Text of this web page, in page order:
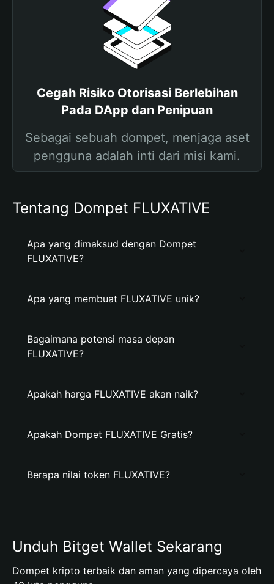
Cegah Risiko Otorisasi Berlebihan
Pada DApp dan Penipuan
Sebagai sebuah dompet, menjaga aset
pengguna adalah inti dari misi kami.
Tentang Dompet FLUXATIVE
Apa yang dimaksud dengan Dompet
FLUXATIVE?
Apa yang membuat FLUXATIVE unik?
Bagaimana potensi masa depan
FLUXATIVE?
Apakah harga FLUXATIVE akan naik?
Apakah Dompet FLUXATIVE Gratis?
Berapa nilai token FLUXATIVE?
Unduh Bitget Wallet Sekarang
Dompet kripto terbaik dan aman yang dipercaya oleh